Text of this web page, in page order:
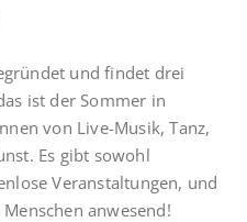
und findet drei
ist der Sommer in
von Live-Musik, Tanz,
Es gibt sowohl
Veranstaltungen, und
anwesend!